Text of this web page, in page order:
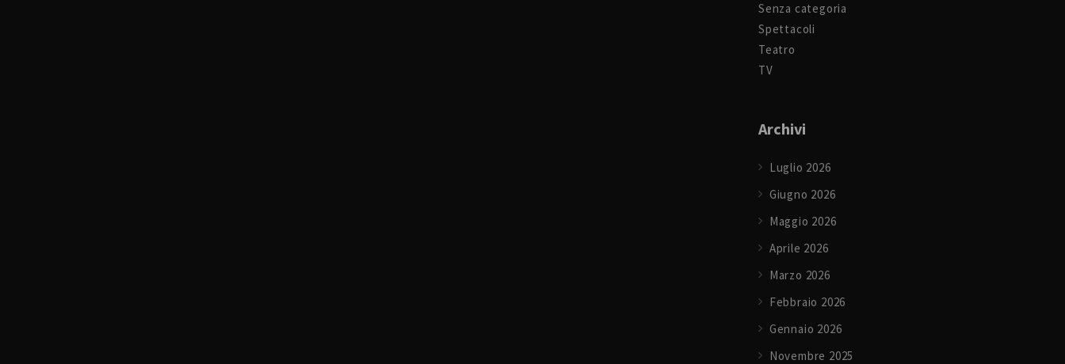
Senza categoria
Spettacoli
Teatro
TV
Archivi
Luglio 2026
Giugno 2026
Maggio 2026
Aprile 2026
Marzo 2026
Febbraio 2026
Gennaio 2026
Novembre 2025